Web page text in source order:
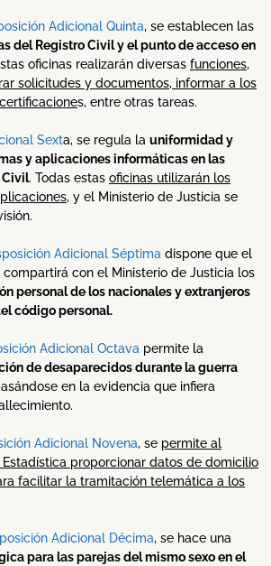
Adicional Quinta, se establecen las
del Registro Civil y el punto de acceso en
oficinas realizarán diversas funciones,
solicitudes y documentos, informar a los
s, entre otras tareas.
Sexta, se regula la uniformidad y
y aplicaciones informáticas en las
Civil. Todas estas oficinas utilizarán los
, y el Ministerio de Justicia se
Adicional Séptima dispone que el
compartirá con el Ministerio de Justicia los
personal de los nacionales y extranjeros
código personal.
Adicional Octava permite la
de desaparecidos durante la guerra
en la evidencia que infiera
Adicional Novena, se permite al
Estadística proporcionar datos de domicilio
facilitar la tramitación telemática a los
Adicional Décima, se hace una
para las parejas del mismo sexo en el